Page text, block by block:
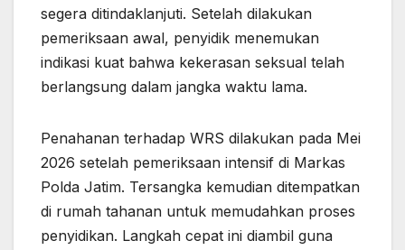
segera ditindaklanjuti. Setelah dilakukan
pemeriksaan awal, penyidik menemukan
indikasi kuat bahwa kekerasan seksual telah
berlangsung dalam jangka waktu lama.
Penahanan terhadap WRS dilakukan pada Mei
2026 setelah pemeriksaan intensif di Markas
Polda Jatim. Tersangka kemudian ditempatkan
di rumah tahanan untuk memudahkan proses
penyidikan. Langkah cepat ini diambil guna